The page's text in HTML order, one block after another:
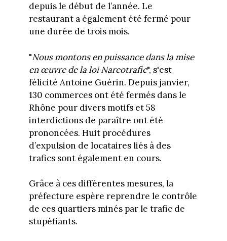
depuis le début de l’année. Le
restaurant a également été fermé pour
une durée de trois mois.
"Nous montons en puissance dans la mise
en œuvre de la loi Narcotrafic", s'est
félicité Antoine Guérin. Depuis janvier,
130 commerces ont été fermés dans le
Rhône pour divers motifs et 58
interdictions de paraître ont été
prononcées. Huit procédures
d’expulsion de locataires liés à des
trafics sont également en cours.
Grâce à ces différentes mesures, la
préfecture espère reprendre le contrôle
de ces quartiers minés par le trafic de
stupéfiants.